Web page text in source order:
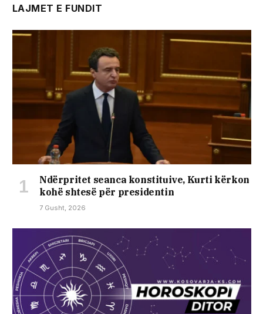
LAJMET E FUNDIT
Ndërpritet seanca konstituive, Kurti kërkon
kohë shtesë për presidentin
7 Gusht, 2026